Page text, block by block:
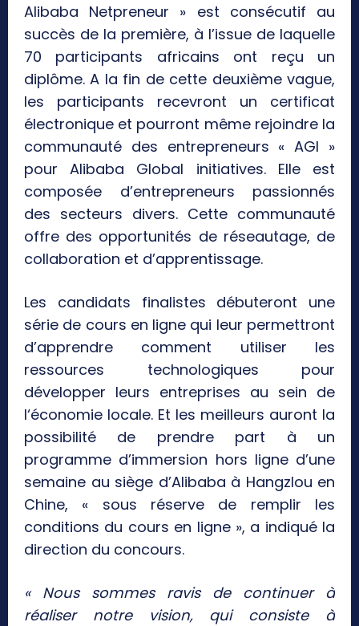
Alibaba Netpreneur » est consécutif au
succès de la première, à l’issue de laquelle
70 participants africains ont reçu un
diplôme. A la fin de cette deuxième vague,
les participants recevront un certificat
électronique et pourront même rejoindre la
communauté des entrepreneurs « AGI »
pour Alibaba Global initiatives. Elle est
composée d’entrepreneurs passionnés
des secteurs divers. Cette communauté
offre des opportunités de réseautage, de
collaboration et d’apprentissage.
Les candidats finalistes débuteront une
série de cours en ligne qui leur permettront
d’apprendre comment utiliser les
ressources technologiques pour
développer leurs entreprises au sein de
l‘économie locale. Et les meilleurs auront la
possibilité de prendre part à un
programme d’immersion hors ligne d’une
semaine au siège d’Alibaba à Hangzlou en
Chine, « sous réserve de remplir les
conditions du cours en ligne », a indiqué la
direction du concours.
« Nous sommes ravis de continuer à
réaliser notre vision, qui consiste à